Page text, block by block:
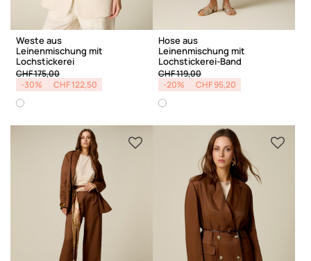
Weste aus
Leinenmischung mit
Lochstickerei
Price reduced from
CHF 175,00to
-30%
CHF 122,50
Hose aus
Leinenmischung mit
Lochstickerei-Band
Price reduced from
CHF 119,00to
-20%
CHF 95,20